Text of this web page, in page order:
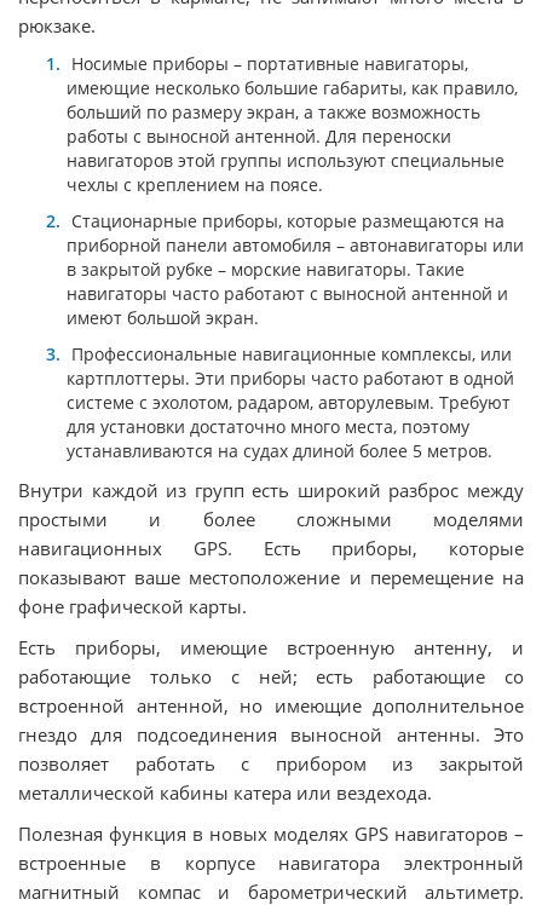
рюкзаке.
Носимые приборы – портативные навигаторы,
имеющие несколько большие габариты, как правило,
больший по размеру экран, а также возможность
работы с выносной антенной. Для переноски
навигаторов этой группы используют специальные
чехлы с креплением на поясе.
Стационарные приборы, которые размещаются на
приборной панели автомобиля – автонавигаторы или
в закрытой рубке – морские навигаторы. Такие
навигаторы часто работают с выносной антенной и
имеют большой экран.
Профессиональные навигационные комплексы, или
картплоттеры. Эти приборы часто работают в одной
системе с эхолотом, радаром, авторулевым. Требуют
для установки достаточно много места, поэтому
устанавливаются на судах длиной более 5 метров.
Внутри каждой из групп есть широкий разброс между
простыми и более сложными моделями
навигационных GPS. Есть приборы, которые
показывают ваше местоположение и перемещение на
фоне графической карты.
Есть приборы, имеющие встроенную антенну, и
работающие только с ней; есть работающие со
встроенной антенной, но имеющие дополнительное
гнездо для подсоединения выносной антенны. Это
позволяет работать с прибором из закрытой
металлической кабины катера или вездехода.
Полезная функция в новых моделях GPS навигаторов –
встроенные в корпусе навигатора электронный
магнитный компас и барометрический альтиметр.